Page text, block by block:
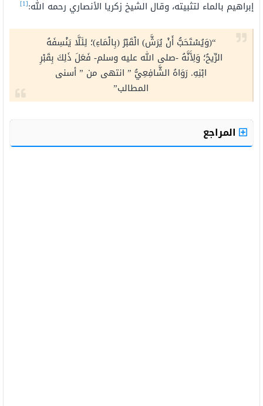
إبراهيم بالماء لتثبيته، وقال الشيخ زكريا الأنصاري رحمه الله:[1]
“(وَيُسْتَحَبُّ أَنْ يُرَشَّ) الْقَبْرُ (بِالْمَاءِ)؛ لِئَلَّا يَنْسِفَهُ
الرِّيحُ؛ وَلِأَنَّهُ -صلى الله عليه وسلم- فَعَلَ ذَلِكَ بِقَبْرِ
ابْنِهِ. رَوَاهُ الشَّافِعِيُّ ” انتهى من ” أسنى
المطالب”
المراجع